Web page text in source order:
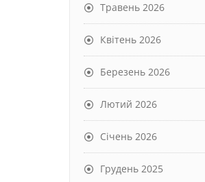
Травень 2026
Квітень 2026
Березень 2026
Лютий 2026
Січень 2026
Грудень 2025